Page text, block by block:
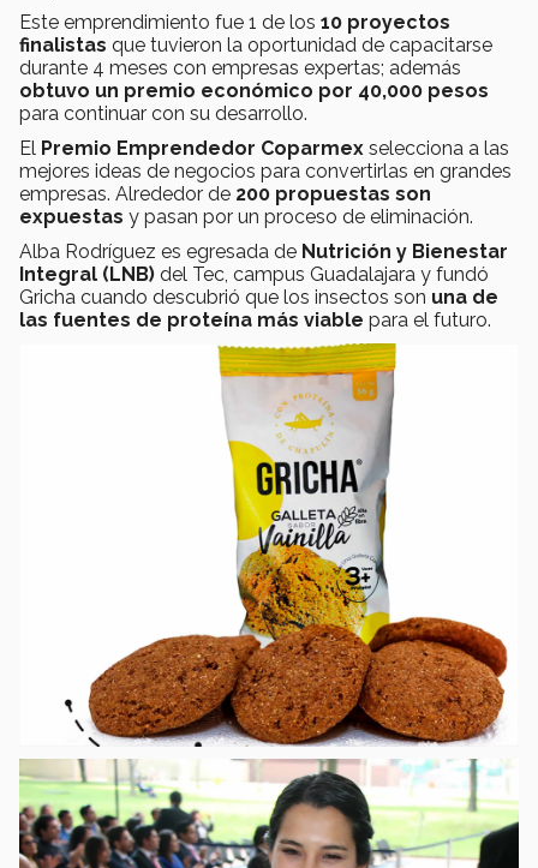
Este emprendimiento fue 1 de los 10 proyectos
finalistas que tuvieron la oportunidad de capacitarse
durante 4 meses con empresas expertas; además
obtuvo un premio económico por 40,000 pesos
para continuar con su desarrollo.
El Premio Emprendedor Coparmex selecciona a las
mejores ideas de negocios para convertirlas en grandes
empresas. Alrededor de 200 propuestas son
expuestas y pasan por un proceso de eliminación.
Alba Rodríguez es egresada de Nutrición y Bienestar
Integral (LNB) del Tec, campus Guadalajara y fundó
Gricha cuando descubrió que los insectos son una de
las fuentes de proteína más viable para el futuro.